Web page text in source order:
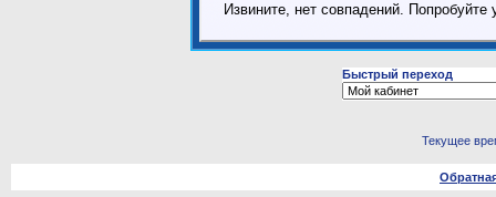
Извините, нет совпадений.
Быстрый переход
Текущее